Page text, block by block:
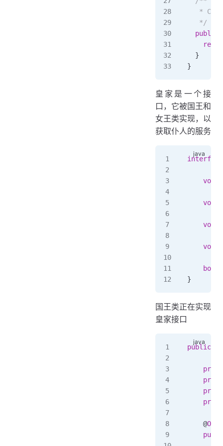
*
   */
  public
  }
}
皇家是一个接
口，它被国王和
女王类实现，以
获取仆人的服务
interface
    void
    void
    void
    void
}
国王类正在实现
皇家接口
public
    @